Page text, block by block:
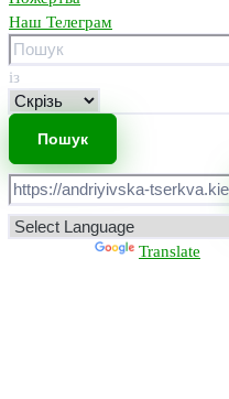
Наш Телеграм
із
Translate